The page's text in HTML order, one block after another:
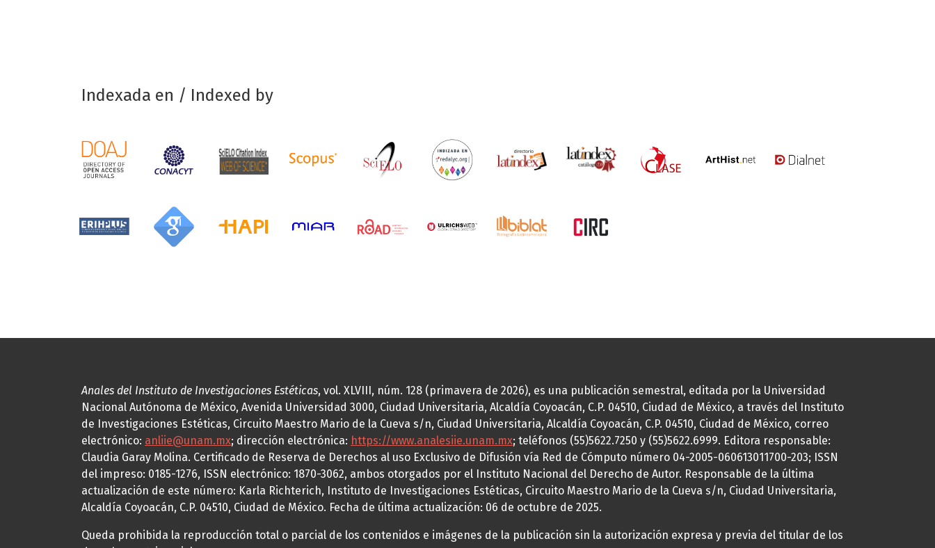
Indexada en / Indexed by
Anales del Instituto de Investigaciones Estéticas, vol. XLVIII, núm. 128 (primavera de 2026), es una publicación semestral, editada por la Universidad
Nacional Autónoma de México, Avenida Universidad 3000, Ciudad Universitaria, Alcaldía Coyoacán, C.P. 04510, Ciudad de México, a través del Instituto
de Investigaciones Estéticas, Circuito Maestro Mario de la Cueva s/n, Ciudad Universitaria, Alcaldía Coyoacán, C.P. 04510, Ciudad de México, correo
electrónico: anliie@unam.mx; dirección electrónica: https://www.analesiie.unam.mx; teléfonos (55)5622.7250 y (55)5622.6999. Editora responsable:
Claudia Garay Molina. Certificado de Reserva de Derechos al uso Exclusivo de Difusión vía Red de Cómputo número 04-2005-060613011700-203; ISSN
del impreso: 0185-1276, ISSN electrónico: 1870-3062, ambos otorgados por el Instituto Nacional del Derecho de Autor. Responsable de la última
actualización de este número: Karla Richterich, Instituto de Investigaciones Estéticas, Circuito Maestro Mario de la Cueva s/n, Ciudad Universitaria,
Alcaldía Coyoacán, C.P. 04510, Ciudad de México. Fecha de última actualización: 06 de octubre de 2025.
Queda prohibida la reproducción total o parcial de los contenidos e imágenes de la publicación sin la autorización expresa y previa del titular de los